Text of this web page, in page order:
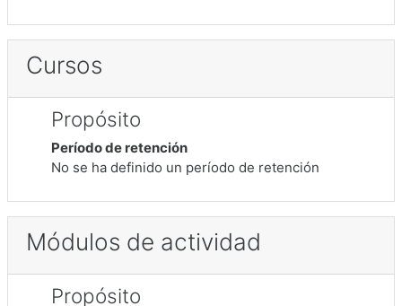
Cursos
Propósito
Período de retención
No se ha definido un período de retención
Módulos de actividad
Propósito